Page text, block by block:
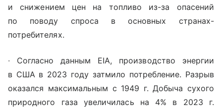
и снижением цен на топливо из-за опасений
по поводу спроса в основных странах-
потребителях.
∙ Согласно данным EIA, производство энергии
в США в 2023 году затмило потребление. Разрыв
оказался максимальным с 1949 г. Добыча сухого
природного газа увеличилась на 4% в 2023 г.